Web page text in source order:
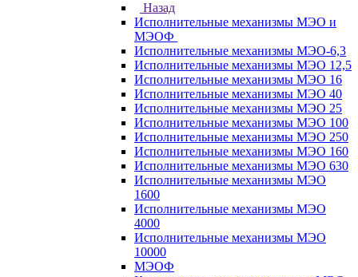
Назад
Исполнительные механизмы МЭО и
МЭОФ
Исполнительные механизмы МЭО-6,3
Исполнительные механизмы МЭО 12,5
Исполнительные механизмы МЭО 16
Исполнительные механизмы МЭО 40
Исполнительные механизмы МЭО 25
Исполнительные механизмы МЭО 100
Исполнительные механизмы МЭО 250
Исполнительные механизмы МЭО 160
Исполнительные механизмы МЭО 630
Исполнительные механизмы МЭО
1600
Исполнительные механизмы МЭО
4000
Исполнительные механизмы МЭО
10000
МЭОФ